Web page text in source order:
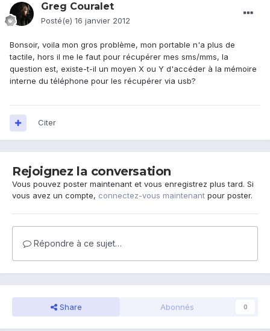
Greg Couralet
Posté(e) 16 janvier 2012
Bonsoir, voila mon gros problème, mon portable n'a plus de
tactile, hors il me le faut pour récupérer mes sms/mms, la
question est, existe-t-il un moyen X ou Y d'accéder à la mémoire
interne du téléphone pour les récupérer via usb?
Citer
Rejoignez la conversation
Vous pouvez poster maintenant et vous enregistrez plus tard. Si
vous avez un compte, connectez-vous maintenant pour poster.
Répondre à ce sujet…
Share Abonnés 0